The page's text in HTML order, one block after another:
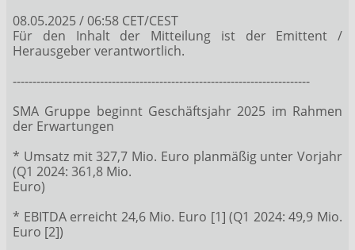
08.05.2025 / 06:58 CET/CEST
Für den Inhalt der Mitteilung ist der Emittent /
Herausgeber verantwortlich.
---------------------------------------------------------------------------
SMA Gruppe beginnt Geschäftsjahr 2025 im Rahmen
der Erwartungen
* Umsatz mit 327,7 Mio. Euro planmäßig unter Vorjahr
(Q1 2024: 361,8 Mio.
Euro)
* EBITDA erreicht 24,6 Mio. Euro [1] (Q1 2024: 49,9 Mio.
Euro [2])